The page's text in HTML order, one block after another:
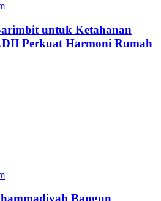
untuk Ketahanan
Perkuat Harmoni Rumah
Bangun